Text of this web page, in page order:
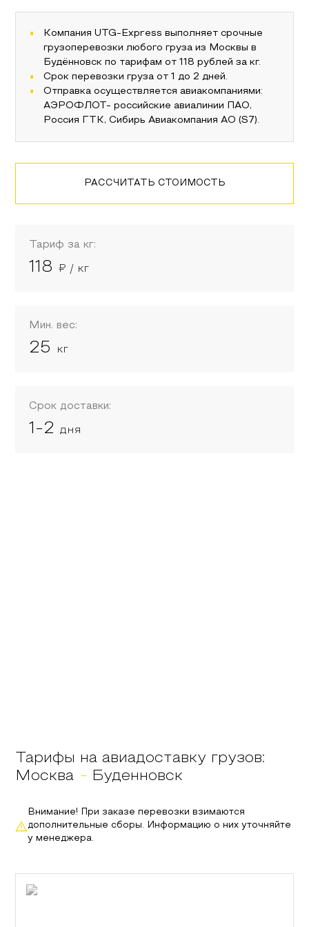
Компания UTG-Express выполняет срочные
грузоперевозки любого груза из
Москвы в
Будённовск по тарифам от118 рублей за кг.
Срок перевозки груза от 1 до 2 дней.
Отправка осуществляется авиакомпаниями:
АЭРОФЛОТ- российские авиалинии ПАО,
Россия ГТК, Сибирь Авиакомпания АО (S7).
РАССЧИТАТЬ СТОИМОСТЬ
Тариф за кг:
118 ₽ / кг
Мин. вес:
25 кг
Срок доставки:
1-2дня
Тарифы на авиадоставку грузов:
Москва - Буденновск
Внимание! При заказе перевозки взимаются
дополнительные сборы. Информацию о них уточняйте
у менеджера.